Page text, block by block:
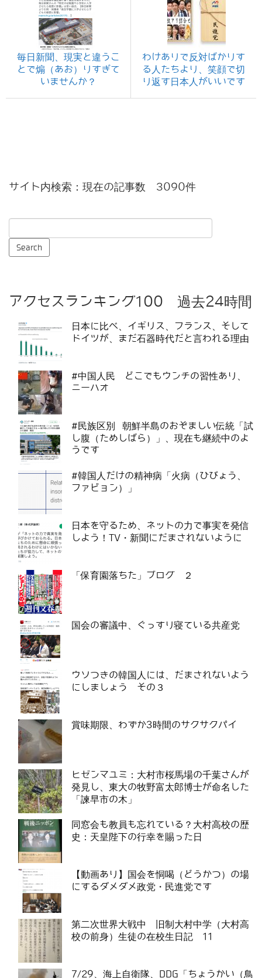
毎日新聞、現実と違うこ
とで煽（あお）りすぎて
いませんか？
わけありで反対ばかりす
る人たちより、笑顔で切
り返す日本人がいいです
サイト内検索：現在の記事数 3090件
アクセスランキング100 過去24時間
日本に比べ、イギリス、フランス、そして
ドイツが、まだ石器時代だと言われる理由
#中国人民 どこでもウンチの習性あり、
ニーハオ
#民族区別 朝鮮半島のおぞましい伝統「試
し腹（ためしばら）」、現在も継続中のよ
うです
#韓国人だけの精神病「火病（ひびょう、
ファビョン）」
日本を守るため、ネットの力で事実を発信
しよう！TV・新聞にだまされないように
「保育園落ちた」ブログ ２
国会の審議中、ぐっすり寝ている共産党
ウソつきの韓国人には、だまされないよう
にしましょう その３
賞味期限、わずか3時間のサクサクパイ
ヒゼンマユミ：大村市桜馬場の千葉さんが
発見し、東大の牧野富太郎博士が命名した
「諫早市の木」
同窓会も教員も忘れている？大村高校の歴
史：天皇陛下の行幸を賜った日
【動画あり】国会を恫喝（どうかつ）の場
にするダメダメ政党・民進党です
第二次世界大戦中 旧制大村中学（大村高
校の前身）生徒の在校生日記 11
7/29、海上自衛隊、DDG「ちょうかい（鳥